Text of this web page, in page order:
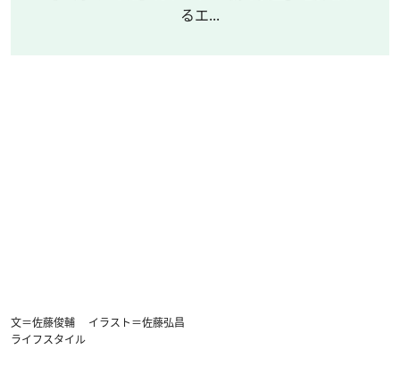
るエ...
文＝佐藤俊輔 イラスト＝佐藤弘昌
ライフスタイル